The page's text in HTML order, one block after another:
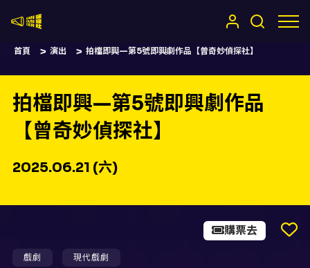
首頁 演出 拍檔即興—第5號即興劇作品【曾奇妙偵探社】
拍檔即興—第5號即興劇作品
【曾奇妙偵探社】
2025.06.21 (六)
戲劇 現代戲劇
購票去